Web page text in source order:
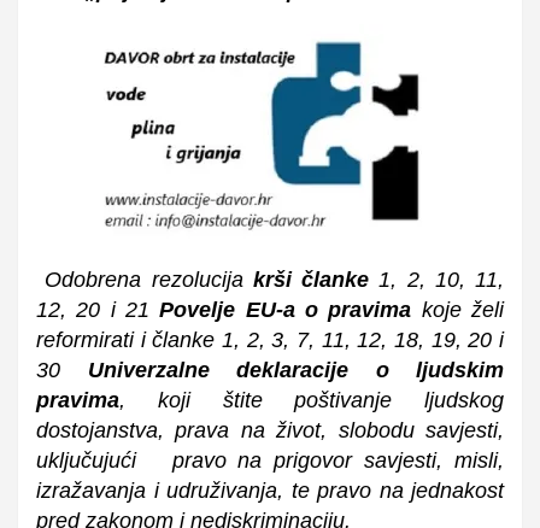
Odobrena rezolucija krši članke 1, 2, 10, 11,
12, 20 i 21Povelje EU-a o pravima koje želi
reformirati i članke 1, 2, 3, 7, 11, 12, 18, 19, 20 i
30 Univerzalne deklaracije o ljudskim
pravima, koji štite poštivanje ljudskog
dostojanstva, prava na život, slobodu savjesti,
uključujući pravo na prigovor savjesti, misli,
izražavanja i udruživanja, te pravo na jednakost
pred zakonom i nediskriminaciju.